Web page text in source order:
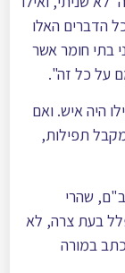
הדברים האלו
בתי חומר אשר
על כל זה".
היה איש. ואם
תפילות,
שהרי
בעת צרה, לא
במורה